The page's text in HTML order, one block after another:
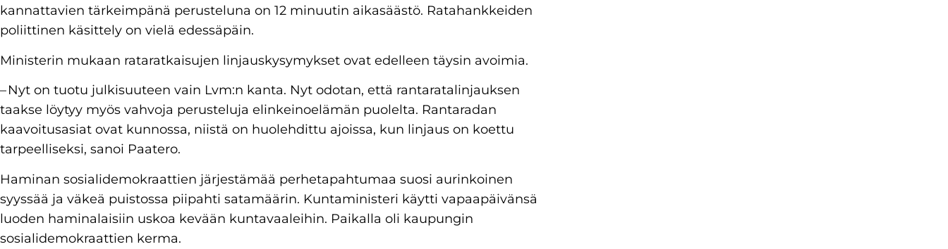
kannattavien tärkeimpänä perusteluna on 12 minuutin aikasäästö. Ratahankkeiden
poliittinen käsittely on vielä edessäpäin.
Ministerin mukaan rataratkaisujen linjauskysymykset ovat edelleen täysin avoimia.
– Nyt on tuotu julkisuuteen vain Lvm:n kanta. Nyt odotan, että rantaratalinjauksen
taakse löytyy myös vahvoja perusteluja elinkeinoelämän puolelta. Rantaradan
kaavoitusasiat ovat kunnossa, niistä on huolehdittu ajoissa, kun linjaus on koettu
tarpeelliseksi, sanoi Paatero.
Haminan sosialidemokraattien järjestämää perhetapahtumaa suosi aurinkoinen
syyssää ja väkeä puistossa piipahti satamäärin. Kuntaministeri käytti vapaapäivänsä
luoden haminalaisiin uskoa kevään kuntavaaleihin. Paikalla oli kaupungin
sosialidemokraattien kerma.